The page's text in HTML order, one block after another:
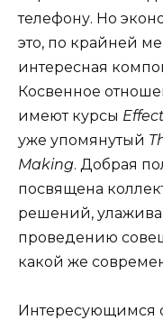
телефону. Но
это, по крайней
интересная
Косвенное
имеют курсы
уже упомянутый
Making. Добрая
посвящена
решений,
проведению
какой же
Интересующимся